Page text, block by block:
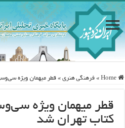
Home
» فرهنگی هنری » قطر میهمان ویژه
قطر میهمان ویژه
کتاب تهران شد